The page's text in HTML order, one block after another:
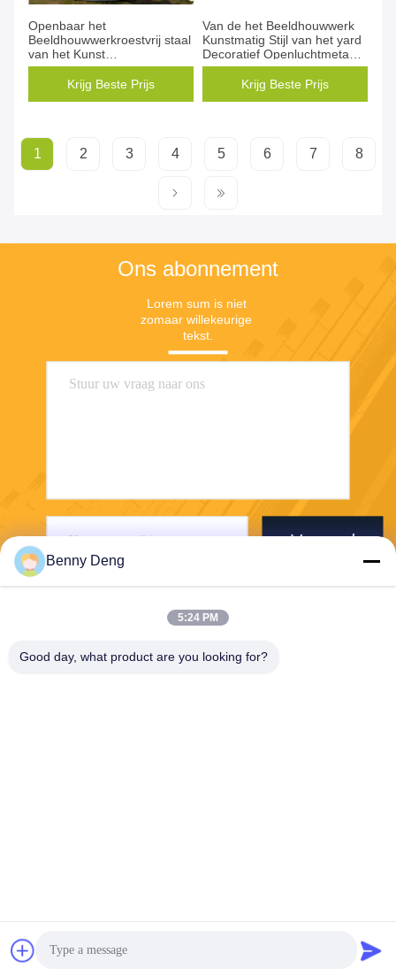
Openbaar het
Beeldhouwwerkroestvrij staal
van het Kunst
Openluchtmetaal voor
Pleindecoratie
Krijg Beste Prijs
Van de het Beeldhouwwerk
Kunstmatig Stijl van het yard
Decoratief Openluchtmetaal
Oneindig het Roestvrije
staalart.Krijg Beste Prijs
1 2 3 4 5 6 7 8
Ons abonnement
Lorem sum is niet
zomaar willekeurige
tekst.
Verzend
Benny Deng
5:24 PM
Good day, what product are you looking for?